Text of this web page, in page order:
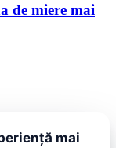
de miere mai
mai